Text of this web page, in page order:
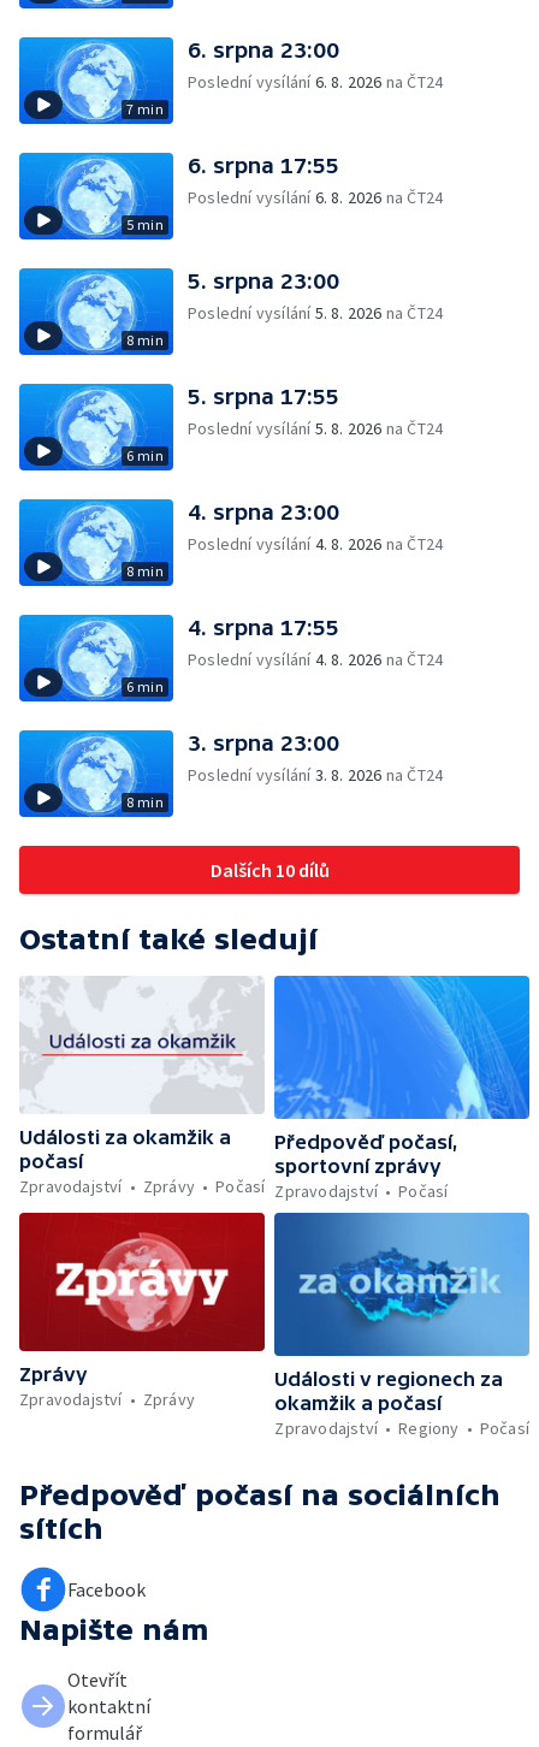
7 min
6. srpna 23:00
Poslední vysílání6. 8. 2026 na ČT24
5 min
6. srpna 17:55
Poslední vysílání6. 8. 2026 na ČT24
8 min
5. srpna 23:00
Poslední vysílání5. 8. 2026 na ČT24
6 min
5. srpna 17:55
Poslední vysílání5. 8. 2026 na ČT24
8 min
4. srpna 23:00
Poslední vysílání4. 8. 2026 na ČT24
6 min
4. srpna 17:55
Poslední vysílání4. 8. 2026 na ČT24
8 min
3. srpna 23:00
Poslední vysílání3. 8. 2026 na ČT24
Dalších 10 dílů
Ostatní také sledují
Události za okamžik a
počasí
Zpravodajství
Zprávy Počasí
Předpověď počasí,
sportovní zprávy
Zpravodajství
Počasí
Zprávy
Zpravodajství
Zprávy
Události v regionech za
okamžik a počasí
Zpravodajství
Regiony Počasí
Předpověď počasí na sociálních
sítích
Facebook
Napište nám
Otevřít
kontaktní
formulář